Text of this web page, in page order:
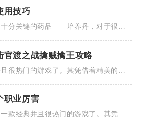
用技巧
十分关键的药品——培养丹，对于很多
官渡之战擒贼擒王攻略
很热门的游戏了。其凭借着精美的画
职业厉害
款经典并且很热门的游戏了。其凭借